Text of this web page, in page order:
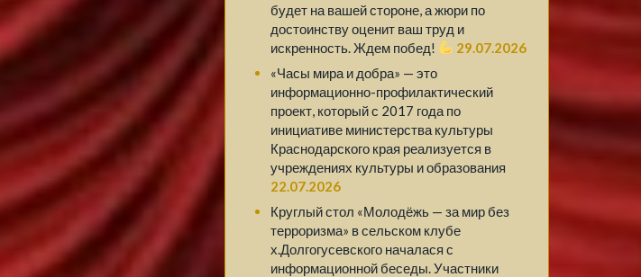
будет на вашей стороне, а жюри по
достоинству оценит ваш труд и
искренность. Ждем побед!
29.07.2026
«Часы мира и добра» — это
информационно-профилактический
проект, который с 2017 года по
инициативе министерства культуры
Краснодарского края реализуется в
учреждениях культуры и образования
22.07.2026
Круглый стол «Молодёжь — за мир без
терроризма» в сельском клубе
х.Долгогусевского началася с
информационной беседы. Участники